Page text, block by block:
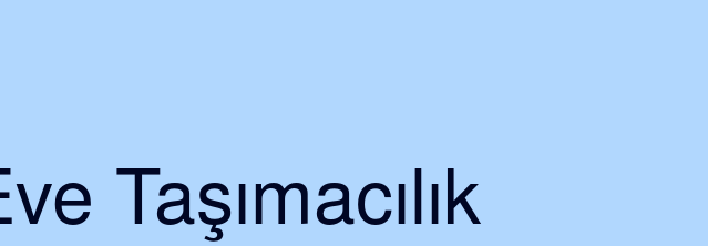
Taşımacılık